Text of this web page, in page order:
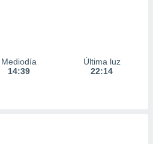
Mediodía
14:39
Última luz
22:14